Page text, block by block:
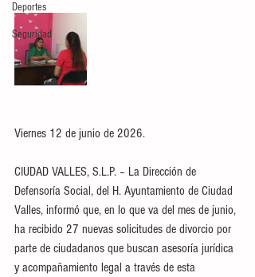
Deportes
Seguridad
Viernes 12 de junio de 2026.
CIUDAD VALLES, S.L.P. – La Dirección de
Defensoría Social, del H. Ayuntamiento de Ciudad
Valles, informó que, en lo que va del mes de junio,
ha recibido 27 nuevas solicitudes de divorcio por
parte de ciudadanos que buscan asesoría jurídica
y acompañamiento legal a través de esta